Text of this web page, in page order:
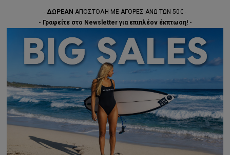
- ΔΩΡΕΑΝ ΑΠΟΣΤΟΛΗ ΜΕ ΑΓΟΡΕΣ ΑΝΩ ΤΩΝ 50€ -
- Γραφείτε στο Newsletter για επιπλέον έκπτωση! -